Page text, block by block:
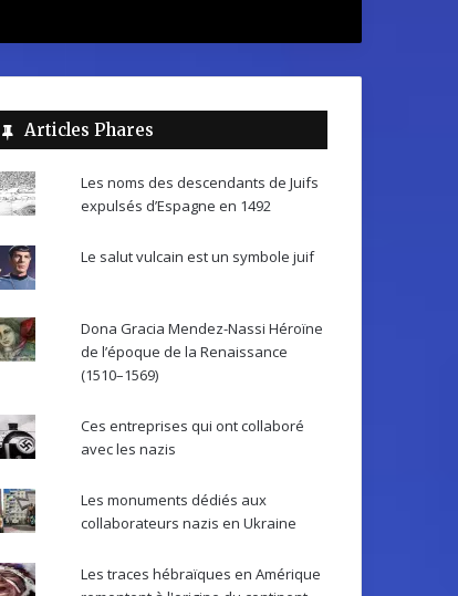
Articles Phares
Les noms des descendants de Juifs
expulsés d’Espagne en 1492
Le salut vulcain est un symbole juif
Dona Gracia Mendez-Nassi Héroïne
de l’époque de la Renaissance
(1510–1569)
Ces entreprises qui ont collaboré
avec les nazis
Les monuments dédiés aux
collaborateurs nazis en Ukraine
Les traces hébraïques en Amérique